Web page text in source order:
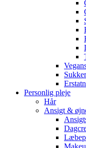
Personlig pleje
Hår
Ansigt &